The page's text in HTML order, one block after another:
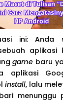
ini: Anda
aplikasi
game baru
aplikasi
install, lalu
menunggu